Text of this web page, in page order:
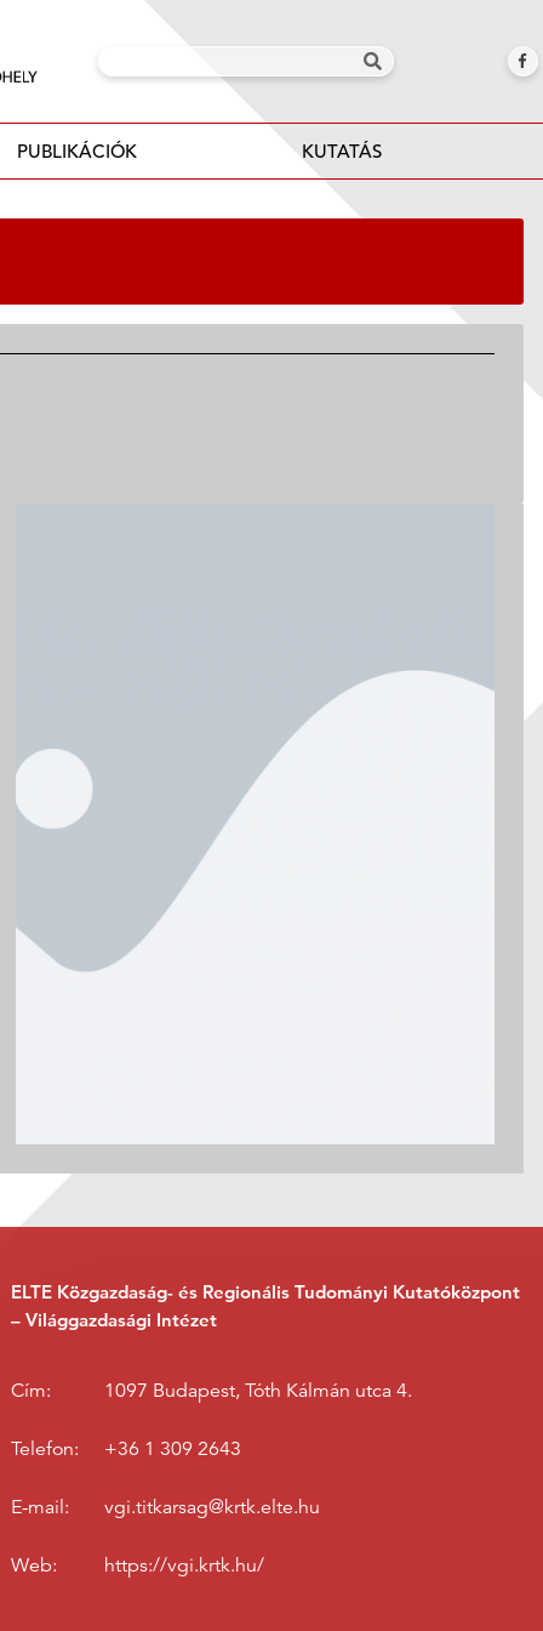
PUBLIKÁCIÓK KUTATÁS
ELTE Közgazdaság- és Regionális Tudományi Kutatóközpont
– Világgazdasági Intézet
Cím: 1097 Budapest, Tóth Kálmán utca 4.
Telefon: +36 1 309 2643
E-mail: vgi.titkarsag@krtk.elte.hu
Web: https://vgi.krtk.hu/